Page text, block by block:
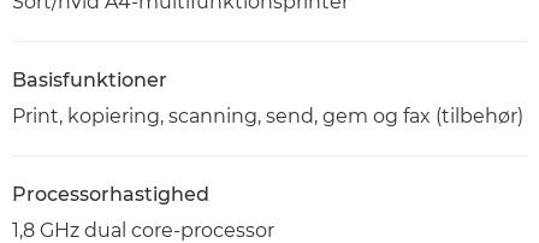
Basisfunktioner
Print, kopiering, scanning, send, gem og fax (tilbehør)
Processorhastighed
1,8 GHz dual core-processor